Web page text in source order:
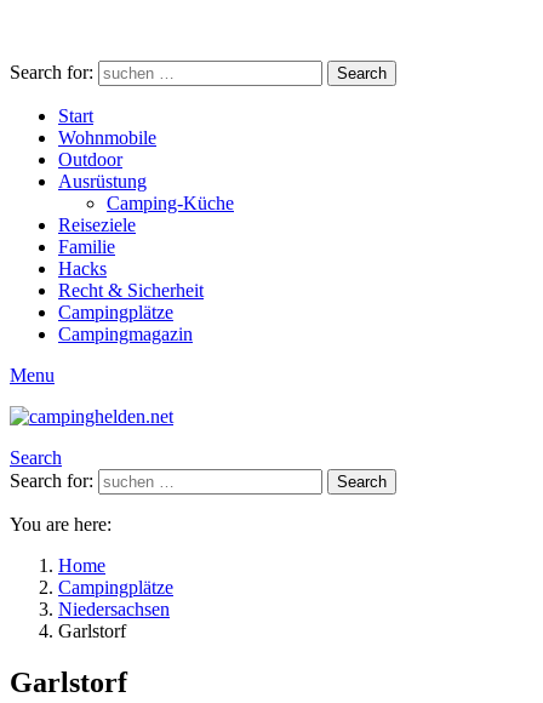
Search for: Search
Start
Wohnmobile
Outdoor
Ausrüstung
Camping-Küche
Reiseziele
Familie
Hacks
Recht & Sicherheit
Campingplätze
Campingmagazin
Menu
Search
Search for:
Search
You are here:
Home
Campingplätze
Niedersachsen
Garlstorf
Garlstorf